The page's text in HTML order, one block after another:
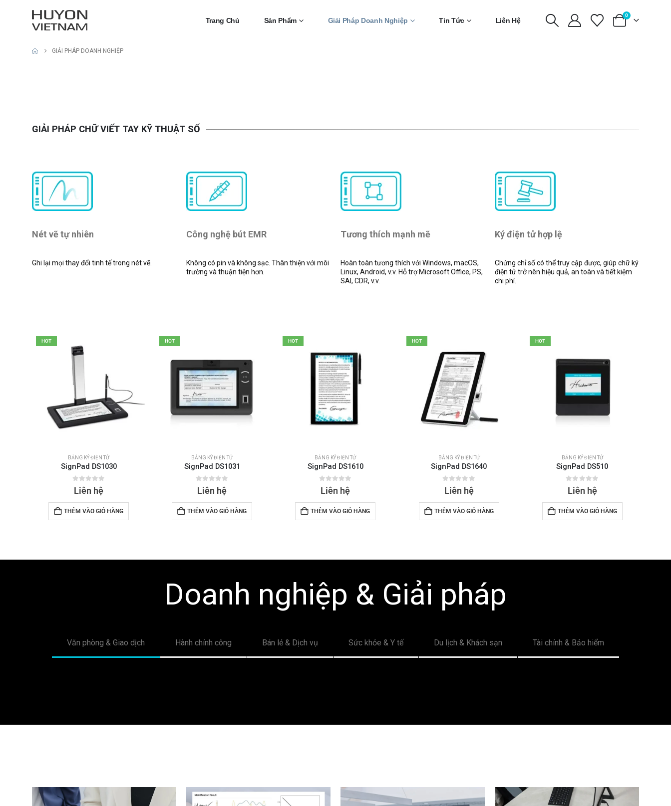
Trang Chủ Sản Phẩm Giải Pháp Doanh Nghiệp Tin Tức Liên Hệ
0
GIẢI PHÁP DOANH NGHIỆP
GIẢI PHÁP CHỮ VIẾT TAY KỸ THUẬT SỐ
Nét vẽ tự nhiên
Ghi lại mọi thay đổi tinh tế trong nét vẽ.
Công nghệ bút EMR
Không có pin và không sạc. Thân thiện với môi
trường và thuận tiện hơn.
Tương thích mạnh mẽ
Hoàn toàn tương thích với Windows, macOS,
Linux, Android, v.v. Hỗ trợ Microsoft Office, PS,
SAI, CDR, v.v.
Ký điện tử hợp lệ
Chứng chỉ số có thể truy cập được, giúp chữ ký
điện tử trở nên hiệu quả, an toàn và tiết kiệm
chi phí.
HOT
BẢNG KÝ ĐIỆN TỬ
SignPad DS1030
0 out of 5
Liên hệ
THÊM VÀO GIỎ HÀNG
HOT
BẢNG KÝ ĐIỆN TỬ
SignPad DS1031
0 out of 5
Liên hệ
THÊM VÀO GIỎ HÀNG
HOT
BẢNG KÝ ĐIỆN TỬ
SignPad DS1610
0 out of 5
Liên hệ
THÊM VÀO GIỎ HÀNG
HOT
BẢNG KÝ ĐIỆN TỬ
SignPad DS1640
0 out of 5
Liên hệ
THÊM VÀO GIỎ HÀNG
HOT
BẢNG KÝ ĐIỆN TỬ
SignPad DS510
0 out of 5
Liên hệ
THÊM VÀO GIỎ HÀNG
Doanh nghiệp & Giải pháp
Văn phòng & Giao dịch Hành chính công Bán lẻ & Dịch vụ Sức khỏe & Y tế Du lịch & Khách sạn Tài chính & Bảo hiểm